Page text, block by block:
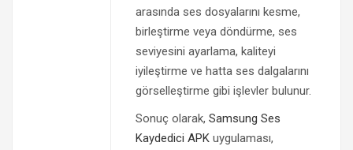
arasında ses dosyalarını kesme,
birleştirme veya döndürme, ses
seviyesini ayarlama, kaliteyi
iyileştirme ve hatta ses dalgalarını
görselleştirme gibi işlevler bulunur.
Sonuç olarak, Samsung Ses
Kaydedici APKuygulaması,